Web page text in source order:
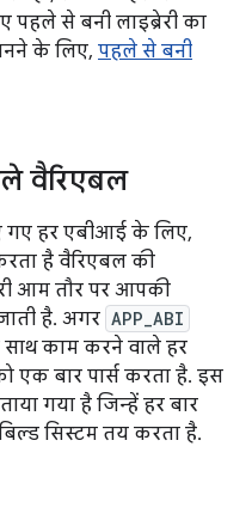
पहले से बनी लाइब्रेरी का
के लिए, पहले से बनी
वैरिएबल
गए हर एबीआई के लिए,
है वैरिएबल की
आम तौर पर आपकी
है. अगर APP_ABI
साथ काम करने वाले हर
एक बार पार्स करता है. इस
गया है जिन्हें हर बार
सिस्टम तय करता है.